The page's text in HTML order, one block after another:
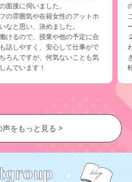
面接に伺いました。
の雰囲気や在籍女性のアットホ
なと思い、決めました。
けるので、授業や他の予定に合
話しやすく、安心して仕事がで
ろんですが、何気ないことも気
んでいます！
声をもっと見る >